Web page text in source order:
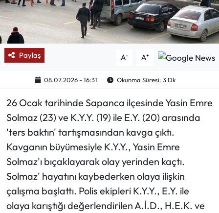
Paylaş A- A+
08.07.2026 - 16:31 Okunma Süresi: 3 Dk
26 Ocak tarihinde Sapanca ilçesinde Yasin Emre
Solmaz (23) ve K.Y.Y. (19) ile E.Y. (20) arasında
'ters baktın' tartışmasından kavga çıktı.
Kavganın büyümesiyle K.Y.Y., Yasin Emre
Solmaz'ı bıçaklayarak olay yerinden kaçtı.
Solmaz' hayatını kaybederken olaya ilişkin
çalışma başlattı. Polis ekipleri K.Y.Y., E.Y. ile
olaya karıştığı değerlendirilen A.İ.D., H.E.K. ve
Manşet
Köşe Yazıları
Karikatür Galeri
BIK
ASTROLOJİ
Spor Yazıları
Mektup Galeri
Ekonomi
Sağlık